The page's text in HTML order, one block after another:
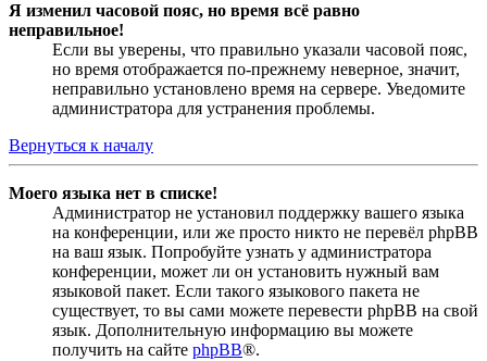
Я изменил часовой пояс, но время всё равно
неправильное!
Если вы уверены, что правильно указали часовой пояс,
но время отображается по-прежнему неверное, значит,
неправильно установлено время на сервере. Уведомите
администратора для устранения проблемы.
Вернуться к началу
Моего языка нет в списке!
Администратор не установил поддержку вашего языка
на конференции, или же просто никто не перевёл phpBB
на ваш язык. Попробуйте узнать у администратора
конференции, может ли он установить нужный вам
языковой пакет. Если такого языкового пакета не
существует, то вы сами можете перевести phpBB на свой
язык. Дополнительную информацию вы можете
получить на сайте phpBB®.